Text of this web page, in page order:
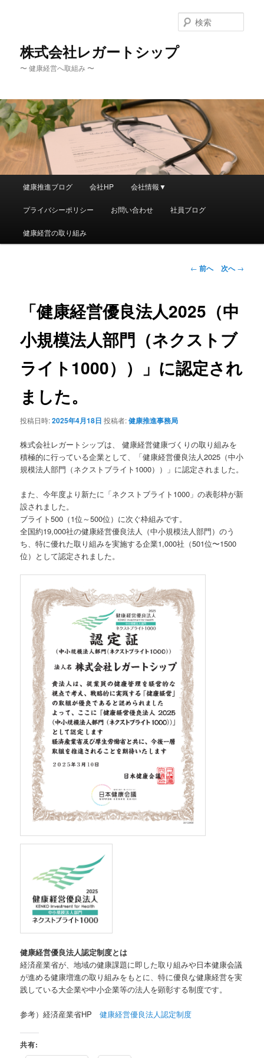
へ
移
動
株式会社レガートシップ
〜 健康経営へ取組み 〜
索
ュ
健康推進ブログ 会社HP 会社情報▼
プライバシーポリシー お問い合わせ 社員ブログ
健康経営の取り組み
投
ビ
ゲ
シ
ン
← 前へ 次へ→
「健康経営優良法人2025（中
小規模法人部門（ネクストブ
ライト1000））」に認定され
ました。
投稿日時:2025年4月18日 投稿者:健康推進事務局
株式会社レガートシップは、 健康経営健康づくりの取り組みを
積極的に行っている企業として、「健康経営優良法人2025（中小
規模法人部門（ネクストブライト1000））」に認定されました。
また、今年度より新たに「ネクストブライト1000」の表彰枠が新
設されました。
ブライト500（1位～500位）に次ぐ枠組みです。
全国約19,000社の健康経営優良法人（中小規模法人部門）のう
ち、特に優れた取り組みを実施する企業1,000社（501位〜1500
位）として認定されました。
健康経営優良法人認定制度とは
経済産業省が、地域の健康課題に即した取り組みや日本健康会議
が進める健康増進の取り組みをもとに、特に優良な健康経営を実
践している大企業や中小企業等の法人を顕彰する制度です。
参考）経済産業省HP健康経営優良法人認定制度
共有: